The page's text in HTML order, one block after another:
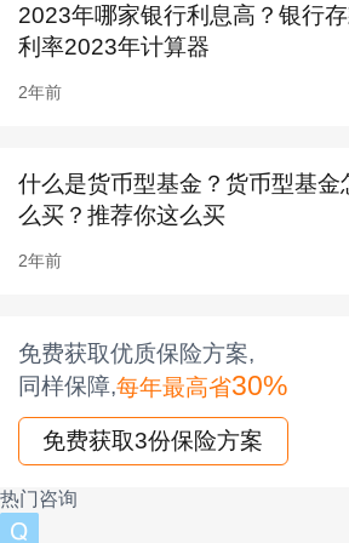
时，我们也需要关注银行的安
接影响商业银行的贷款和存款
市场资金状况：
市场资金紧张
利率。
银行资金成本和战略目标：
银
本、盈利目标及市场定位也会
三、查询最新银行存款利率的方
2023年哪家银行利息高？银行
利率2023年计算器
2年前
什么是货币型基金？货币型基金
么买？推荐你这么买
2年前
免费获取优质保险方案,
同样保障,每年最高省30%
免费获取3份保险方案
热门咨询